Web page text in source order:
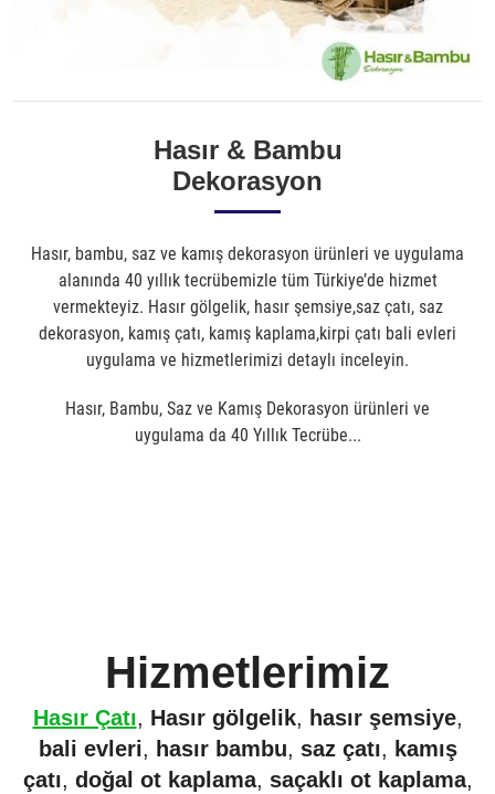
Hasır & Bambu
Dekorasyon
Hasır, bambu, saz ve kamış dekorasyon ürünleri ve uygulama
alanında 40 yıllık tecrübemizle tüm Türkiye’de hizmet
vermekteyiz. Hasır gölgelik, hasır şemsiye,saz çatı, saz
dekorasyon, kamış çatı, kamış kaplama,kirpi çatı bali evleri
uygulama ve hizmetlerimizi detaylı inceleyin.
Hasır, Bambu, Saz ve Kamış Dekorasyon ürünleri ve
uygulama da 40 Yıllık Tecrübe...
Hizmetlerimiz
Hasır Çatı, Hasır gölgelik, hasır şemsiye,
bali evleri, hasır bambu, saz çatı, kamış
çatı, doğal ot kaplama, saçaklı ot kaplama,